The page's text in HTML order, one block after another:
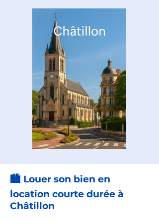
🏙️ Louer son bien en
location courte durée à
Châtillon